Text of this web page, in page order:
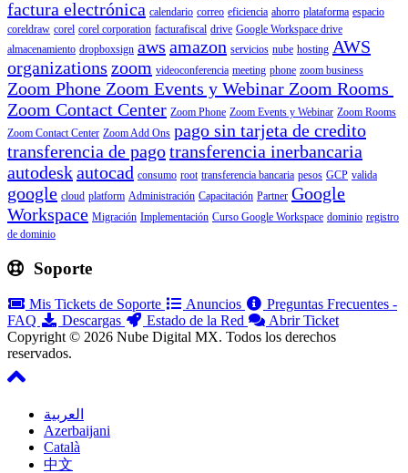
factura electrónica calendario correo eficiencia ahorro plataforma espacio
coreldraw corel corel corporation facturafiscal drive Google Workspace drive
almacenamiento dropboxsign aws amazon servicios nube hosting AWS
organizations zoom videoconferencia meeting phone zoom business
Zoom Phone Zoom Events y Webinar Zoom Rooms
Zoom Contact Center Zoom Phone Zoom Events y Webinar Zoom Rooms
Zoom Contact Center Zoom Add Ons pago sin tarjeta de credito
transferencia de pagotransferencia inerbancaria
autodeskautocad consumo root transferencia bancaria pesos GCP valida
google cloud platform Administración Capacitación Partner Google
Workspace Migración Implementación Curso Google Workspace dominio registro
de dominio
Soporte
Mis Tickets de Soporte Anuncios
Preguntas Frecuentes -
FAQ
Descargas Estado de la Red
Abrir Ticket
Copyright © 2026 Nube Digital MX. Todos los derechos
reservados.
العربية
Azerbaijani
Català
中文